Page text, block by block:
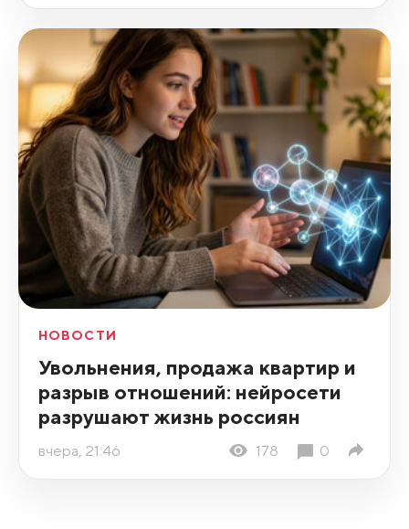
НОВОСТИ
Увольнения, продажа квартир и
разрыв отношений: нейросети
разрушают жизнь россиян
вчера, 21:46 178 0